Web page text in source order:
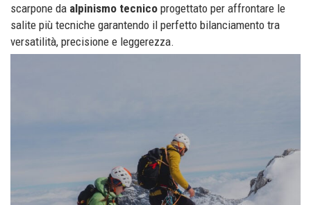
scarpone da alpinismo tecnico progettato per affrontare le
salite più tecniche garantendo il perfetto bilanciamento tra
versatilità, precisione e leggerezza.